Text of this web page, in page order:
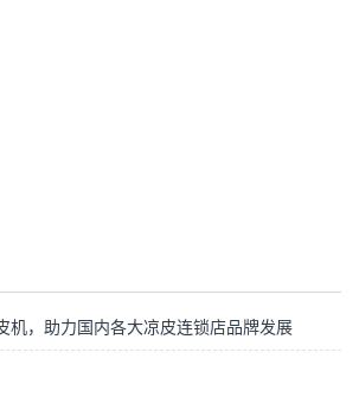
机，助力国内各大凉皮连锁店品牌发展